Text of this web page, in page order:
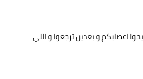
اعصابكم و بعدين ترجعوا و اللي